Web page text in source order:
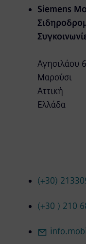
Siemens
Αγησιλάου
Μαρούσι
Αττική
Ελλάδα
(+30)
(+30 ) 210